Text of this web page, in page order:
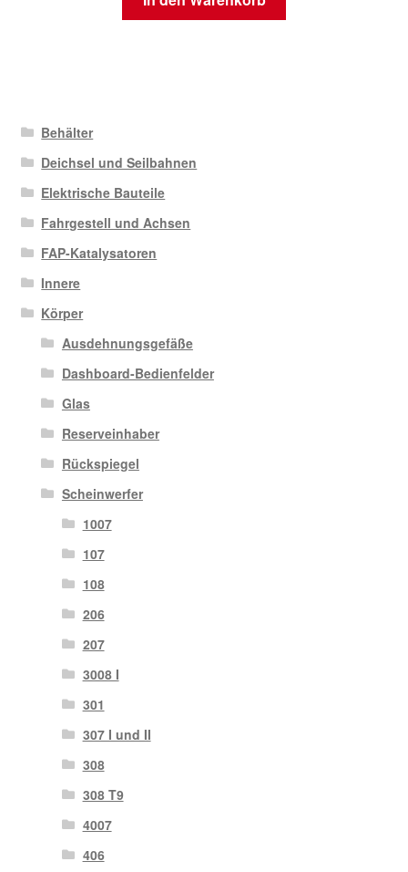
Behälter
Deichsel und Seilbahnen
Elektrische Bauteile
Fahrgestell und Achsen
FAP-Katalysatoren
Innere
Körper
Ausdehnungsgefäße
Dashboard-Bedienfelder
Glas
Reserveinhaber
Rückspiegel
Scheinwerfer
1007
107
108
206
207
3008 I
301
307 I und II
308
308 T9
4007
406